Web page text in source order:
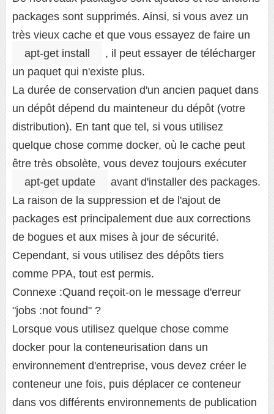
packages sont supprimés. Ainsi, si vous avez un
très vieux cache et que vous essayez de faire un
apt-get install
, il peut essayer de télécharger
un paquet qui n'existe plus.
La durée de conservation d'un ancien paquet dans
un dépôt dépend du mainteneur du dépôt (votre
distribution). En tant que tel, si vous utilisez
quelque chose comme docker, où le cache peut
être très obsolète, vous devez toujours exécuter
apt-get update
avant d'installer des packages.
La raison de la suppression et de l'ajout de
packages est principalement due aux corrections
de bogues et aux mises à jour de sécurité.
Cependant, si vous utilisez des dépôts tiers
comme PPA, tout est permis.
Connexe :Quand reçoit-on le message d'erreur
"jobs :not found" ?
Lorsque vous utilisez quelque chose comme
docker pour la conteneurisation dans un
environnement d'entreprise, vous devez créer le
conteneur une fois, puis déplacer ce conteneur
dans vos différents environnements de publication